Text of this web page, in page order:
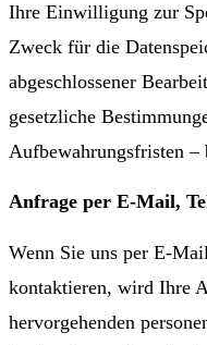
Ihre Einwilligung zur
Zweck für die
abgeschlossener
gesetzliche
Aufbewahrungsfristen –
Anfrage per E-Mail,
Wenn Sie uns per E-
kontaktieren, wird Ihre
hervorgehenden